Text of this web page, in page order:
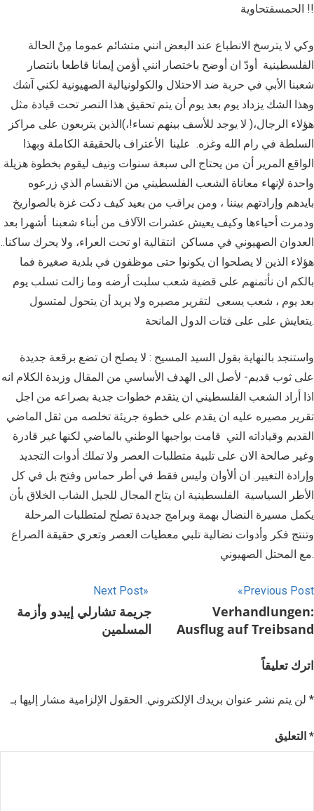
الحمسفتحاوية !!
وكي لا يترسخ الانطباع عند البعض انني متشائم عموما مِنْ الحالة
الفلسطينية أودّ ان أوضح باختصار انني أؤمن إيمانا قاطعا بانتصار
شعبنا الأبي في حربة ضد الاحتلال والكولونيالية الصهيونية لكني آشك
وهذا الشك يزداد يوم بعد يوم أن يتم تحقيق هذا النصر تحت قيادة مثل
هؤلاء الرجال،( لا يوجد للأسف بينهم نساء!،)الذين يتربعون على مراكز
السلطة في رام الله وغزه. علينا الأعتراف بالحقيقة الكاملة وبهذا
الواقع المرير أن من يحتاج الى سبعة سنوات ونيف ليقوم بخطوة هزيلة
واحدة لإنهاء معاناة الشعب الفلسطيني من الانقسام الذي زرعوه
بايدهم وإرادتهم بيننا ، ومن يراقب من بعيد كيف دكت غزة بالصواريخ
ودمرت أحياءها وكيف يعيش عشرات الآلاف من أبناء شعبنا أشهرا بعد
العدوان الصهيوني في مساكن انتقالية او تحت العراء، ولا يحرك ساكنا..
هؤلاء الذين لا يصلحوا ان يكونوا حتى موظفون في بلدية صغيرة فما
بالكم ان نأتمنهم على قضية شعب سلبت أرضه وما زالت تسلب يوم
بعد يوم ، شعب يسعى لتقرير مصيره ولا يريد أن يتحول لمتسول
يتعايش على على فتات الدول المانحة.
واستنجد بالنهاية بقول السيد المسيح : لا يصلح ان تضع برقعة جديدة
على ثوب قديم- لأصل الى الهدف الأساسي من المقال وزبدة الكلام انه
اذا أراد الشعب الفلسطيني ان يتقدم خطوات جدية بصراعه من اجل
تقرير مصيره عليه ان يقدم على خطوة جريئة تخلصه من ثقل الماضي
القديم وقياداته التي قامت بواجبها الوطني بالماضي لكنها غير قادرة
وغير صالحة الان على تلبية متطلبات العصر ولا تملك أدوات التجديد
وإرادة التغيير. ان ألأوان وليس فقط في أطر حماس وفتح بل في كل
الأطر السياسية الفلسطينية ان يتاح المجال للجيل الشاب الخلاق بأن
يكمل مسيرة النضال بهمة وبرامج جديدة تصلح لمتطلبات المرحلة
وتنتج فكر وأدوات نضالية تلبي معطيات العصر وتعري حقيقة الصراع
مع المحتل الصهيوني.
Previous Post
Verhandlungen:
Ausflug auf Treibsand
Next Post
جريمة تشارلي إيبدو وأزمة
المسلمين
اترك تعليقاً
لن يتم نشر عنوان بريدك الإلكتروني. *
*